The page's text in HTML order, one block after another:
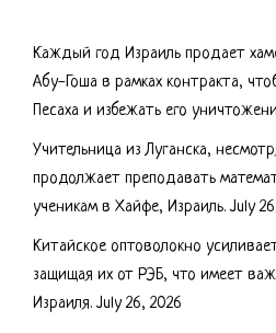
Каждый год Израиль продает
Абу-Гоша в рамках контракта,
Песаха и избежать его
Учительница из Луганска,
продолжает преподавать
ученикам в Хайфе, Израиль. July
Китайское оптоволокно
защищая их от РЭБ, что имеет
Израиля. July 26, 2026